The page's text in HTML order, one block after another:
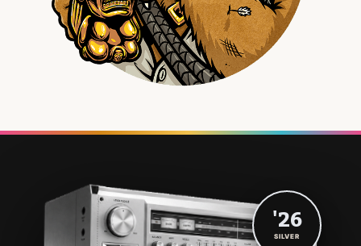
'26
SILVER